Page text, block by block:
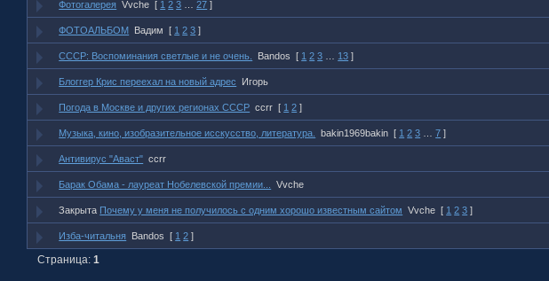
Фотогалерея Vvche [ 1 2 3 27 ]
ФОТОАЛЬБОМ Вадим [ 1 2 3 ]
СССР: Воспоминания светлые и не очень. Bandos [ 1 2 3 13 ]
Блоггер Крис переехал на новый адрес Игорь
Погода в Москве и других регионах СССР ccrr [ 1 2 ]
Музыка, кино, изобразительное исскусство, литература. bakin1969bakin [ 1 2 3 7 ]
Антивирус "Аваст" ccrr
Барак Обама - лауреат Нобелевской премии... Vvche
Закрыта Почему у меня не получилось с одним хорошо известным сайтом Vvche [ 1 2 3 ]
Изба-читальня Bandos [ 1 2 ]
Страница:1